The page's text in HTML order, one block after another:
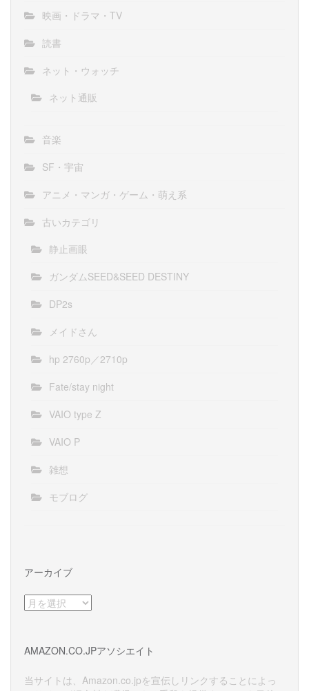
映画・ドラマ・TV
読書
ネット・ウォッチ
ネット通販
音楽
SF・宇宙
アニメ・マンガ・ゲーム・萌え系
古いカテゴリ
静止画眼
ガンダムSEED&SEED DESTINY
DP2s
メイドさん
hp 2760p／2710p
Fate/stay night
VAIO type Z
VAIO P
雑想
モブログ
アーカイブ
ア
ー
ブ
AMAZON.CO.JPアソシエイト
当サイトは、Amazon.co.jpを宣伝しリンクすることによっ